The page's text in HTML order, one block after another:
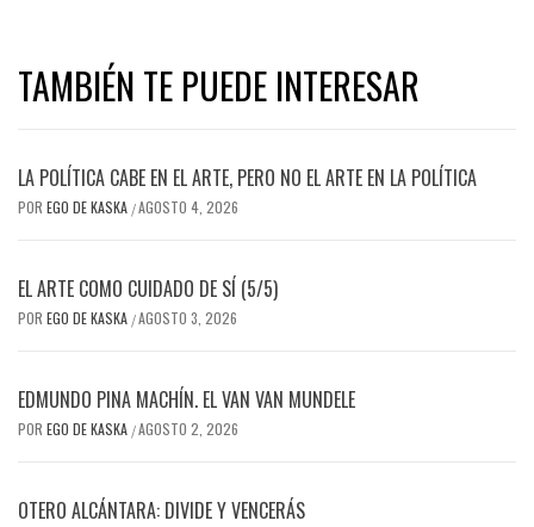
TAMBIÉN TE PUEDE INTERESAR
LA POLÍTICA CABE EN EL ARTE, PERO NO EL ARTE EN LA POLÍTICA
POR EGO DE KASKA /AGOSTO 4, 2026
EL ARTE COMO CUIDADO DE SÍ (5/5)
POR EGO DE KASKA /AGOSTO 3, 2026
EDMUNDO PINA MACHÍN. EL VAN VAN MUNDELE
POR EGO DE KASKA /AGOSTO 2, 2026
OTERO ALCÁNTARA: DIVIDE Y VENCERÁS